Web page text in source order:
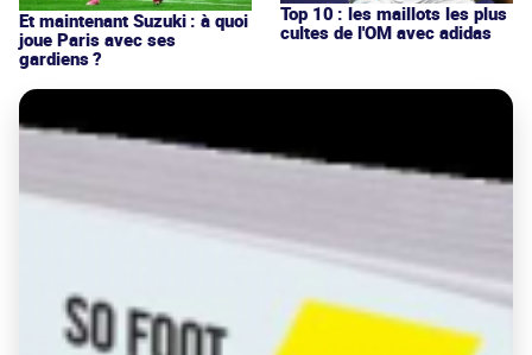
Et maintenant Suzuki : à quoi
joue Paris avec ses
gardiens ?
Top 10 : les maillots les plus
cultes de l'OM avec adidas